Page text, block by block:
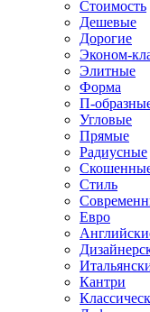
Стоимость
Дешевые
Дорогие
Эконом-
Элитные
Форма
П-
Угловые
Прямые
Радиусные
Стиль
Евро
Кантри